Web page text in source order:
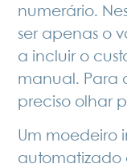
numerário.
ser apenas o
a incluir o
manual. Para
preciso olhar
Um moedeiro
automatizado